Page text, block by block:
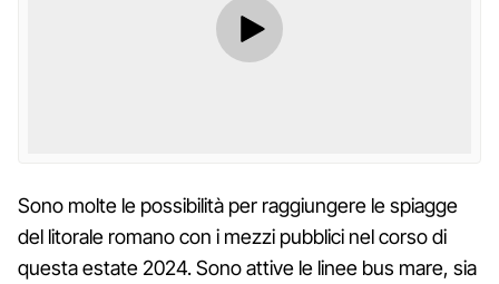
Sono molte le possibilità per raggiungere le spiagge
del litorale romano con i mezzi pubblici nel corso di
questa estate 2024. Sono attive le linee bus mare, sia